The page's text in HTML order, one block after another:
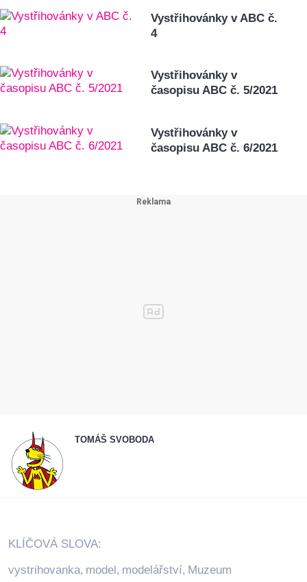
Vystřihovánky v ABC č.
4
Vystřihovánky v
časopisu ABC č. 5/2021
Vystřihovánky v
časopisu ABC č. 6/2021
TOMÁŠ SVOBODA
KLÍČOVÁ SLOVA:
vystrihovanka, model, modelářství, Muzeum